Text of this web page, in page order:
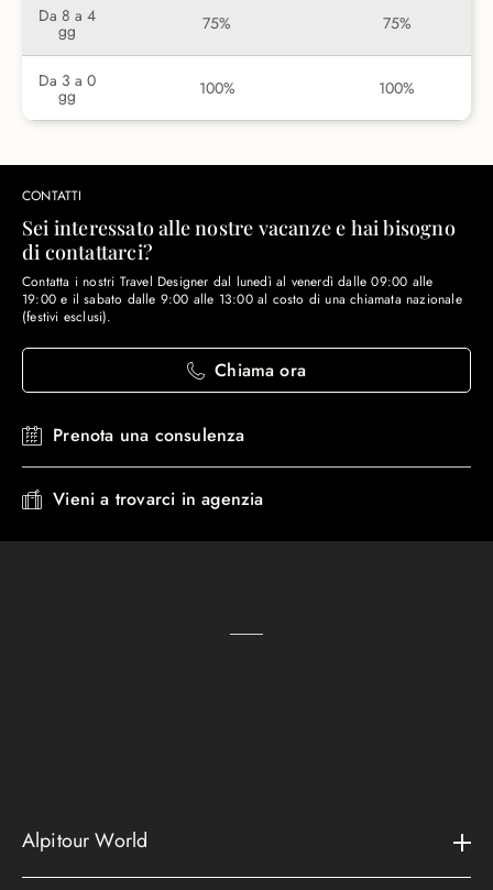
Da 8 a 4
gg 75% 75%
Da 3 a 0
gg 100% 100%
CONTATTI
Sei interessato alle nostre vacanze e hai bisogno
di contattarci?
Contatta i nostri Travel Designer dal lunedì al venerdì dalle 09:00 alle
19:00 e il sabato dalle 9:00 alle 13:00 al costo di una chiamata nazionale
(festivi esclusi).
Chiama ora
Prenota una consulenza
Vieni a trovarci in agenzia
Alpitour World